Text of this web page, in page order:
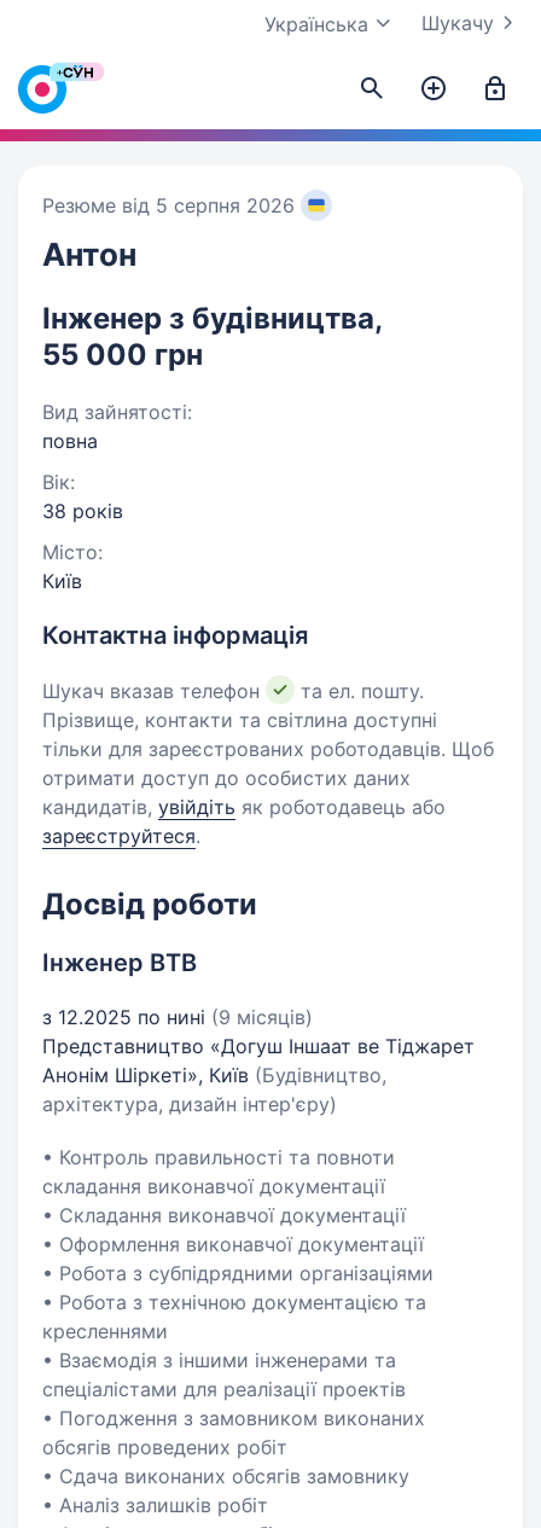
Шукачу
Українська
Резюме від 5 серпня 2026
Антон
Інженер з будівництва,
55 000 грн
Вид зайнятості:
повна
Вік:
38 років
Місто:
Київ
Контактна інформація
Шукач вказав телефон
та ел. пошту.
Прізвище, контакти та світлина доступні
тільки для зареєстрованих роботодавців. Щоб
отримати доступ до особистих даних
кандидатів, увійдіть як роботодавець або
зареєструйтеся.
Досвід роботи
Інженер ВТВ
з 12.2025 по нині (9 місяців)
Представництво «Догуш Іншаат ве Тіджарет
Анонім Шіркеті», Київ (Будівництво,
архітектура, дизайн інтер'єру)
• Контроль правильності та повноти
складання виконавчої документації
• Складання виконавчої документації
• Оформлення виконавчої документації
• Робота з субпідрядними організаціями
• Робота з технічною документацією та
кресленнями
• Взаємодія з іншими інженерами та
спеціалістами для реалізації проектів
• Погодження з замовником виконаних
обсягів проведених робіт
• Сдача виконаних обсягів замовнику
• Аналіз залишків робіт